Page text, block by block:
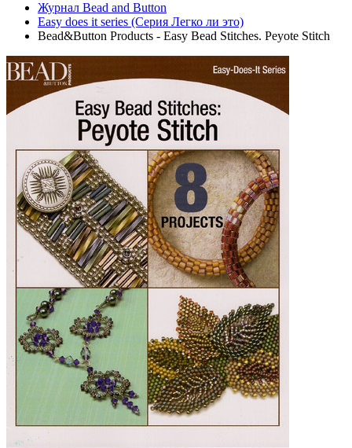
Журнал Bead and Button
Easy does it series (Серия Легко ли это)
Bead&Button Products - Easy Bead Stitches. Peyote Stitch